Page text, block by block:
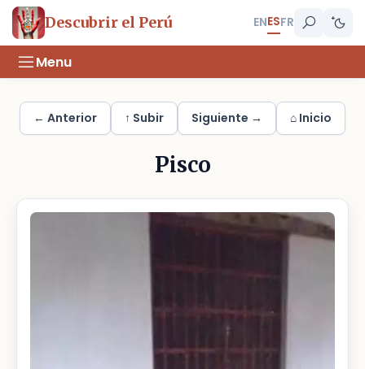
Descubrir el Perú ENESFR
Menu
← Anterior ↑ Subir Siguiente → ⌂ Inicio
Pisco